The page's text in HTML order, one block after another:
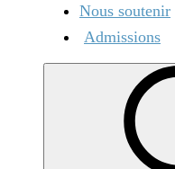
Nous soutenir
Admissions